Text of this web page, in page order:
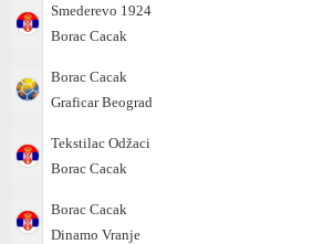
Smederevo 1924
Borac Cacak
Borac Cacak
Graficar Beograd
Tekstilac Odžaci
Borac Cacak
Borac Cacak
Dinamo Vranje